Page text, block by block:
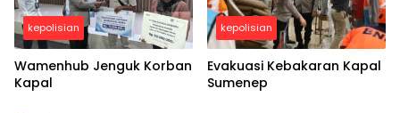
kepolisian
Wamenhub Jenguk Korban
Kapal
kepolisian
Evakuasi Kebakaran Kapal
Sumenep